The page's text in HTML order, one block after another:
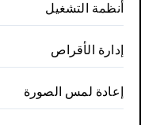
أنظمة التشغيل
إدارة الأقراص
إعادة لمس الصورة